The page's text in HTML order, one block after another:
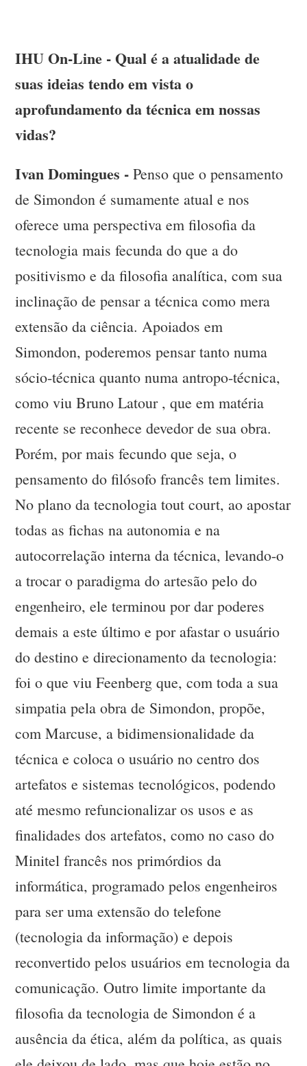
IHU On-Line - Qual é a atualidade de
suas ideias tendo em vista o
aprofundamento da técnica em nossas
vidas?
Ivan Domingues - Penso que o pensamento
de Simondon é sumamente atual e nos
oferece uma perspectiva em filosofia da
tecnologia mais fecunda do que a do
positivismo e da filosofia analítica, com sua
inclinação de pensar a técnica como mera
extensão da ciência. Apoiados em
Simondon, poderemos pensar tanto numa
sócio-técnica quanto numa antropo-técnica,
como viu Bruno Latour , que em matéria
recente se reconhece devedor de sua obra.
Porém, por mais fecundo que seja, o
pensamento do filósofo francês tem limites.
No plano da tecnologia tout court, ao apostar
todas as fichas na autonomia e na
autocorrelação interna da técnica, levando-o
a trocar o paradigma do artesão pelo do
engenheiro, ele terminou por dar poderes
demais a este último e por afastar o usuário
do destino e direcionamento da tecnologia:
foi o que viu Feenberg que, com toda a sua
simpatia pela obra de Simondon, propõe,
com Marcuse, a bidimensionalidade da
técnica e coloca o usuário no centro dos
artefatos e sistemas tecnológicos, podendo
até mesmo refuncionalizar os usos e as
finalidades dos artefatos, como no caso do
Minitel francês nos primórdios da
informática, programado pelos engenheiros
para ser uma extensão do telefone
(tecnologia da informação) e depois
reconvertido pelos usuários em tecnologia da
comunicação. Outro limite importante da
filosofia da tecnologia de Simondon é a
ausência da ética, além da política, as quais